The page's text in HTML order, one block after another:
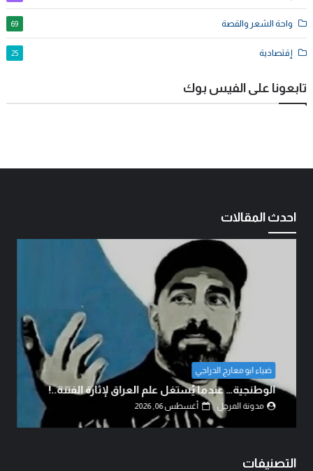
واحة الشعر والقصة 69
إقتصادية 25
تابعونا على الفيس بوك
احدث المقالات
ضياء ابو معارج الدراجي
الوطنجية… عندما يُستغل علم العراق لإثارة الفتنة..!
مدونة المرجل أغسطس 06, 2026
التصنيفات